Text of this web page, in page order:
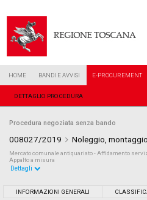
HOME BANDI E AVVISI E-PROCUREMENT
DETTAGLIO PROCEDURA
Procedura negoziata senza bando
008027/2019 Noleggio,
Mercato comunale antiquariato - Affidamento
Appalto a misura
Dettagli
INFORMAZIONI GENERALI